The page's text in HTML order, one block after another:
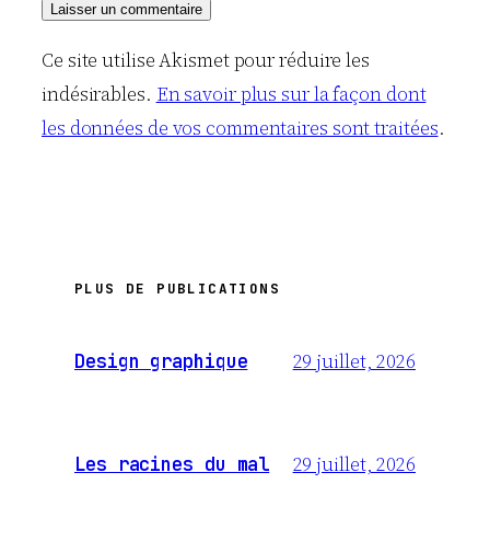
Ce site utilise Akismet pour réduire les
indésirables. En savoir plus sur la façon dont
les données de vos commentaires sont traitées.
PLUS DE PUBLICATIONS
Design graphique 29 juillet, 2026
Les racines du mal 29 juillet, 2026